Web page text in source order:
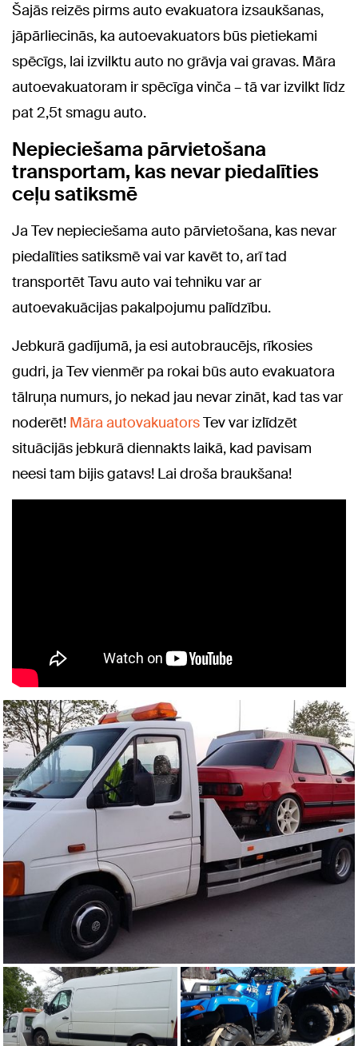
Šajās reizēs pirms auto evakuatora izsaukšanas,
jāpārliecinās, ka autoevakuators būs pietiekami
spēcīgs, lai izvilktu auto no grāvja vai gravas. Māra
autoevakuatoram ir spēcīga vinča – tā var izvilkt līdz
pat 2,5t smagu auto.
Nepieciešama pārvietošana
transportam, kas nevar piedalīties
ceļu satiksmē
Ja Tev nepieciešama auto pārvietošana, kas nevar
piedalīties satiksmē vai var kavēt to, arī tad
transportēt Tavu auto vai tehniku var ar
autoevakuācijas pakalpojumu palīdzību.
Jebkurā gadījumā, ja esi autobraucējs, rīkosies
gudri, ja Tev vienmēr pa rokai būs auto evakuatora
tālruņa numurs, jo nekad jau nevar zināt, kad tas var
noderēt! Māra autovakuatorsTev var izlīdzēt
situācijās jebkurā diennakts laikā, kad pavisam
neesi tam bijis gatavs! Lai droša braukšana!